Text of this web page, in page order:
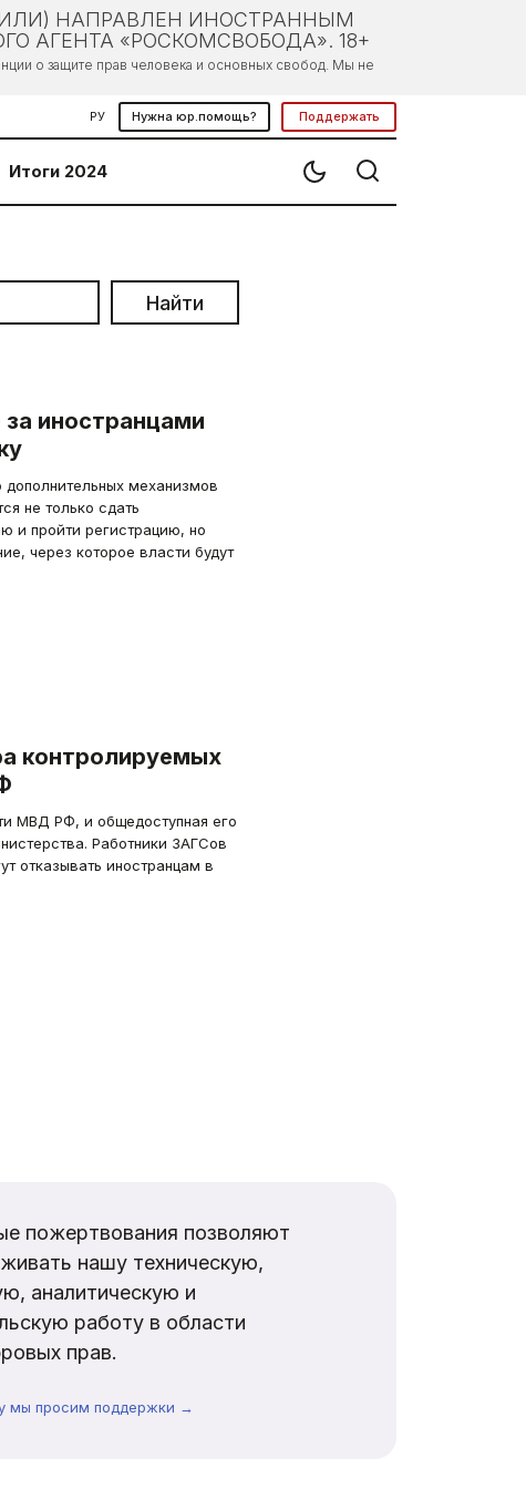
НАПРАВЛЕН ИНОСТРАННЫМ
АГЕНТА «РОСКОМСВОБОДА». 18+
о защите прав человека и основных свобод. Мы не
РУ Нужна юр.помощь? Поддержать
Итоги 2024
Найти
иностранцами
механизмов
не только сдать
и пройти регистрацию, но
через которое власти будут
контролируемых
МВД РФ, и общедоступная его
Работники ЗАГСов
отказывать иностранцам в
пожертвования позволяют
нашу техническую,
аналитическую и
работу в области
прав.
мы просим поддержки →